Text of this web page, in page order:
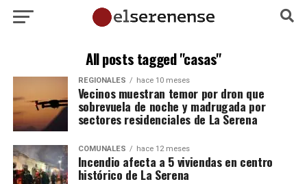
All posts tagged "casas"
REGIONALES hace 10 meses
Vecinos muestran temor por dron que
sobrevuela de noche y madrugada por
sectores residenciales de La Serena
COMUNALES hace 12 meses
Incendio afecta a 5 viviendas en centro
histórico de La Serena